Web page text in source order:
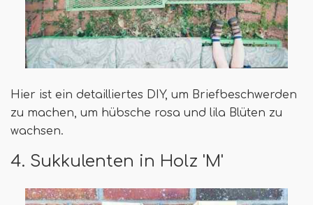
Hier ist ein detailliertes DIY, um Briefbeschwerden
zu machen, um hübsche rosa und lila Blüten zu
wachsen.
4. Sukkulenten in Holz 'M'